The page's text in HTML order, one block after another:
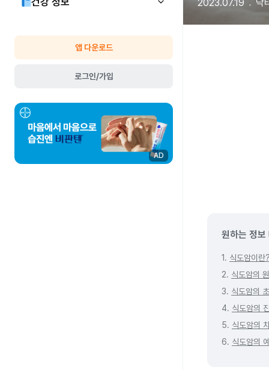
앱 다운로드
로그인/가입
AD
2023.07.19 닥
원하는 정보
1. 식도암이란
2. 식도암의
3. 식도암의
4. 식도암의
5. 식도암의
6. 식도암의